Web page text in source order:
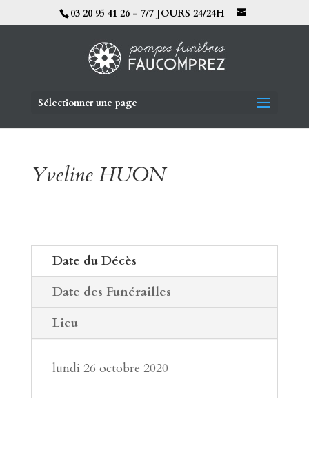
03 20 95 41 26 - 7/7 JOURS 24/24H
Sélectionner une page
Yveline HUON
Date du Décès
Date des Funérailles
Lieu
lundi 26 octobre 2020